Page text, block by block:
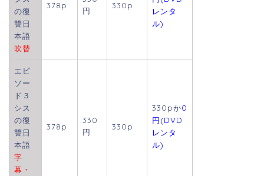
の復
讐日
本語
吹替
378p
円
330p
レンタ
ル)
エピ
ソー
ド３
シス
の復
讐日
本語
字
幕・
378p
330
円
330p
330pか0
円(DVD
レンタ
ル)